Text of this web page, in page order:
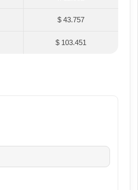
$ 43.757
$ 103.451